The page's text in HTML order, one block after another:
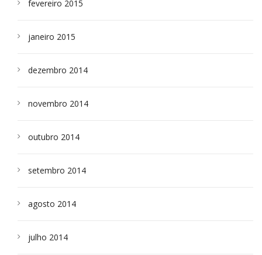
fevereiro 2015
janeiro 2015
dezembro 2014
novembro 2014
outubro 2014
setembro 2014
agosto 2014
julho 2014